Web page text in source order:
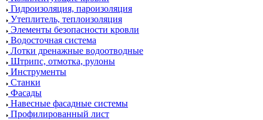
Гидроизоляция, пароизоляция
Утеплитель, теплоизоляция
Элементы безопасности кровли
Водосточная система
Лотки дренажные водоотводные
Штрипс, отмотка, рулоны
Инструменты
Станки
Фасады
Навесные фасадные системы
Профилированный лист